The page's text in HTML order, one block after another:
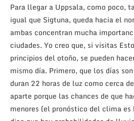
Para llegar a Uppsala, como poco,
igual que Sigtuna, queda hacia el
ambas concentran mucha
ciudades. Yo creo que, si visitas
principios del otoño, se pueden
mismo día. Primero, que los días
duran 22 horas de luz como cerca
aparte porque las chances de que
menores (el pronóstico del clima